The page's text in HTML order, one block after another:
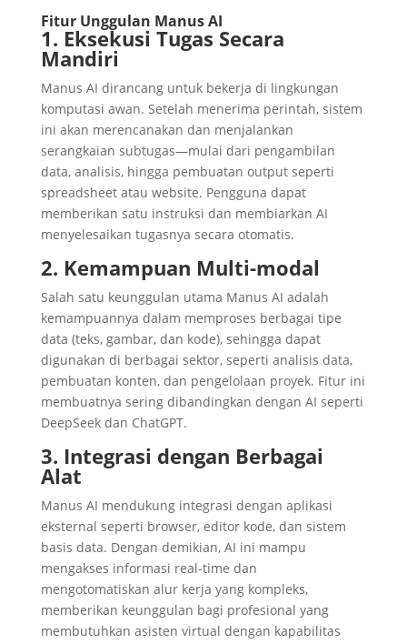
Fitur Unggulan Manus AI
1. Eksekusi Tugas Secara
Mandiri
Manus AI dirancang untuk bekerja di lingkungan
komputasi awan. Setelah menerima perintah, sistem
ini akan merencanakan dan menjalankan
serangkaian subtugas—mulai dari pengambilan
data, analisis, hingga pembuatan output seperti
spreadsheet atau website. Pengguna dapat
memberikan satu instruksi dan membiarkan AI
menyelesaikan tugasnya secara otomatis.
2. Kemampuan Multi-modal
Salah satu keunggulan utama Manus AI adalah
kemampuannya dalam memproses berbagai tipe
data (teks, gambar, dan kode), sehingga dapat
digunakan di berbagai sektor, seperti analisis data,
pembuatan konten, dan pengelolaan proyek. Fitur ini
membuatnya sering dibandingkan dengan AI seperti
DeepSeek dan ChatGPT.
3. Integrasi dengan Berbagai
Alat
Manus AI mendukung integrasi dengan aplikasi
eksternal seperti browser, editor kode, dan sistem
basis data. Dengan demikian, AI ini mampu
mengakses informasi real-time dan
mengotomatiskan alur kerja yang kompleks,
memberikan keunggulan bagi profesional yang
membutuhkan asisten virtual dengan kapabilitas